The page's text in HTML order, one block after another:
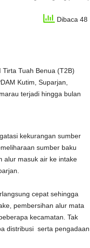
Dibaca 48
Tuah Benua (T2B)
Kutim, Suparjan,
terjadi hingga bulan
kekurangan sumber
sumber baku
alur masuk air ke intake
cepat sehingga
pembersihan alur mata
kecamatan. Tak
distribusi serta pengadaan